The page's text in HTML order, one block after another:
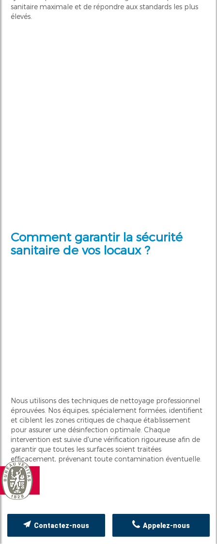
sanitaire maximale et de répondre aux standards les plus
élevés.
Comment garantir la sécurité
sanitaire de vos locaux ?
Nous utilisons des techniques de nettoyage professionnel
éprouvées. Nos équipes, spécialement formées, identifient
et ciblent les zones critiques de chaque établissement
pour assurer une désinfection optimale. Chaque
intervention est suivie d'une vérification rigoureuse afin de
garantir que toutes les surfaces soient traitées
efficacement, prévenant toute contamination éventuelle.
Appelez-nous
Contactez-nous